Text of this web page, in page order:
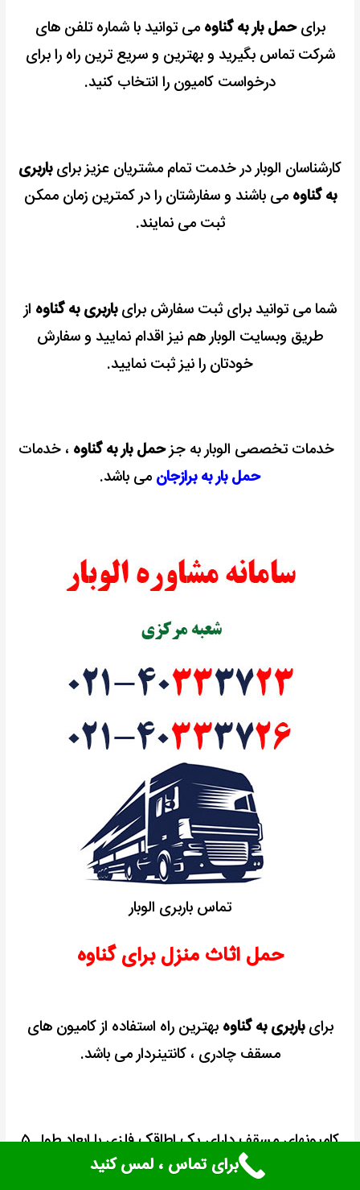
برایحمل بار به گناوه می توانید با شماره تلفن های
شرکت تماس بگیرید وبهترین و سریع ترین راه را برای
درخواست کامیون را انتخاب کنید.
کارشناسان الوبار در خدمت تمام مشتریان عزیز برایباربری
به گناوه می باشند و سفارشتان را در کمترین زمان ممکن
ثبت می نمایند.
شما می توانید برای ثبت سفارش برایباربری به گناوه از
طریق وبسایت الوبار هم نیز اقدام نمایید و سفارش
خودتان را نیز ثبت نمایید.
خدمات تخصصی الوبار به جزحمل بار به گناوه ، خدمات
حمل بار به برازجان می باشد.
تماس باربری الوبار
حمل اثاث منزل برای گناوه
برایباربری به گناوه بهترین راه استفاده از کامیون های
مسقف چادری ، کانتینردار می باشد.
کامیونهای مسقف دارای یک اطاقک فلزی با ابعاد طول ۵
متر عرض ۲ متر و ارتفاع ۵/۲ می باشد.برای تماس ، لمس کنید